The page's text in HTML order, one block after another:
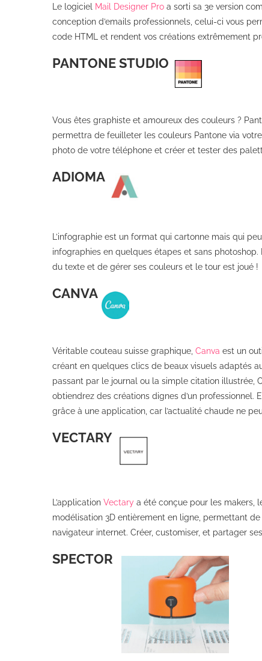
Le logiciel Mail Designer Pro a sorti sa 3e version
conception d’emails professionnels, celui-ci vous
code HTML et rendent vos créations extrêmement
PANTONE STUDIO
Vous êtes graphiste et amoureux des couleurs ?
permettra de feuilleter les couleurs Pantone via
photo de votre téléphone et créer et tester des
ADIOMA
L’infographie est un format qui cartonne mais qui
infographies en quelques étapes et sans photoshop.
du texte et de gérer ses couleurs et le tour est joué !
CANVA
Véritable couteau suisse graphique, Canva est un
créant en quelques clics de beaux visuels adaptés
passant par le journal ou la simple citation illustrée,
obtiendrez des créations dignes d’un professionnel.
grâce à une application, car l’actualité chaude ne
VECTARY
L’application Vectary a été conçue pour les makers,
modélisation 3D entièrement en ligne, permettant
navigateur internet. Créer, customiser, et partager
SPECTOR